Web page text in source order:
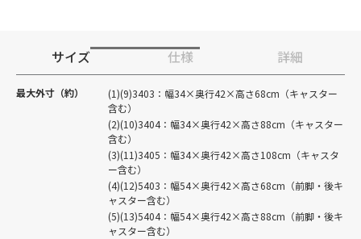
サイズ 仕様 詳細
最大外寸（約）
(1)(9)3403：幅34×奥行42×高さ68cm（キャスター
含む）
(2)(10)3404：幅34×奥行42×高さ88cm（キャスター
含む）
(3)(11)3405：幅34×奥行42×高さ108cm（キャスタ
ー含む）
(4)(12)5403：幅54×奥行42×高さ68cm（前脚・後キ
ャスター含む）
(5)(13)5404：幅54×奥行42×高さ88cm（前脚・後キ
ャスター含む）